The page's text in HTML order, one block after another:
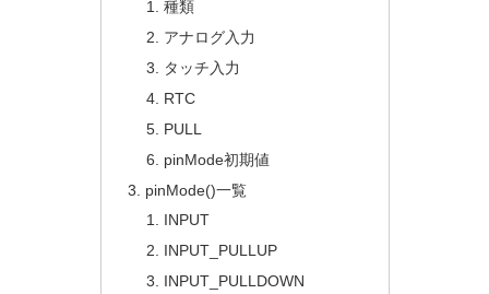
種類
アナログ入力
タッチ入力
RTC
PULL
pinMode初期値
pinMode()一覧
INPUT
INPUT_PULLUP
INPUT_PULLDOWN